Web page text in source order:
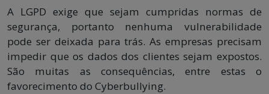
A LGPD exige que sejam cumpridas normas de
segurança, portanto nenhuma vulnerabilidade
pode ser deixada para trás. As empresas precisam
impedir que os dados dos clientes sejam expostos.
São muitas as consequências, entre estas o
favorecimento do Cyberbullying.